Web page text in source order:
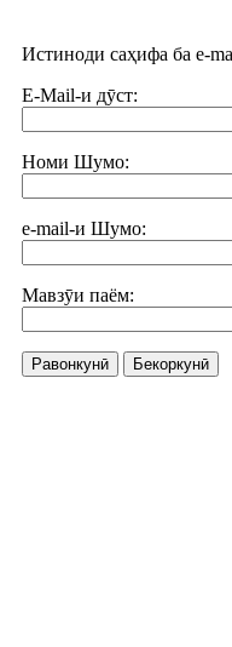
Истиноди саҳифа ба e-
E-Mail-и дӯст:
Номи Шумо:
e-mail-и Шумо:
Мавзӯи паём:
Равонкунӣ Бекоркунӣ